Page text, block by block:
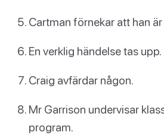
Cartman förnekar att han
En verklig händelse tas upp.
Craig avfärdar någon.
Mr Garrison undervisar
program.